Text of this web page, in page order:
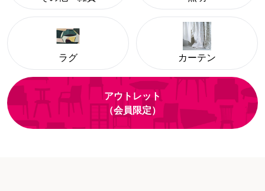
ラグ カーテン
アウトレット
（会員限定）